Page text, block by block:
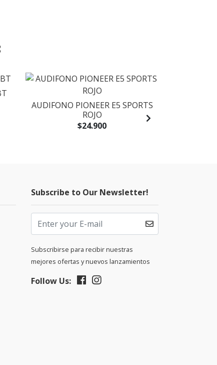
AUDIFONO PIONEER E5 SPORTS
ROJO
$24.900
Subscribe to Our Newsletter!
Subscribirse para recibir nuestras
mejores ofertas y nuevos lanzamientos
Follow Us: